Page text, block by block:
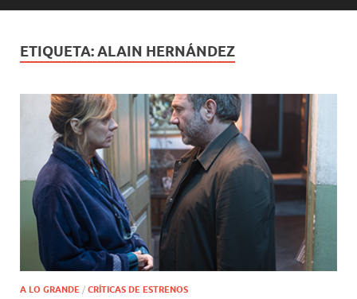
ETIQUETA:ALAIN HERNÁNDEZ
A LO GRANDE / CRÍTICAS DE ESTRENOS